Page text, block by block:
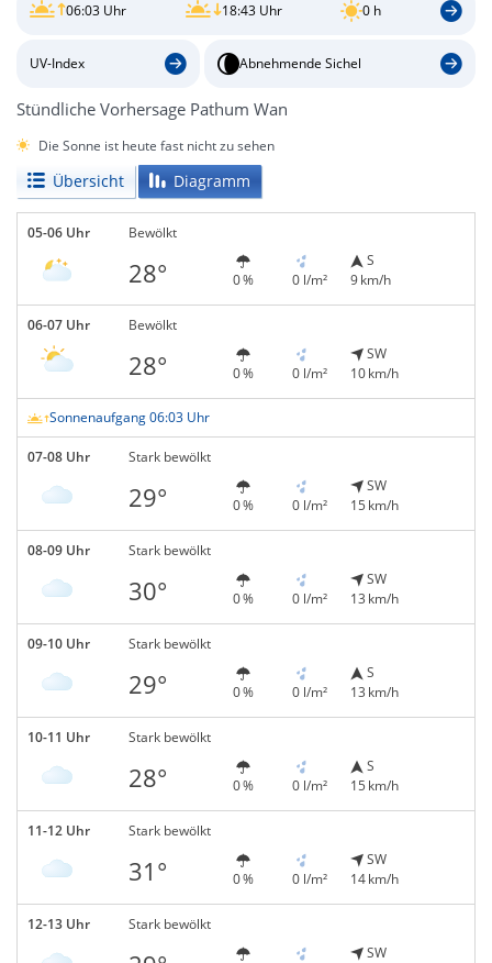
06:03 Uhr 18:43 Uhr 0 h
UV-Index Abnehmende Sichel
Stündliche Vorhersage Pathum Wan
Die Sonne ist heute fast nicht zu sehen
Übersicht Diagramm
05-06 Uhr Bewölkt
28° 0 % 0 l/m²
S
9 km/h
06-07 Uhr Bewölkt
28° 0 % 0 l/m²
SW
10 km/h
Sonnenaufgang 06:03 Uhr
07-08 Uhr Stark bewölkt
29° 0 % 0 l/m²
SW
15 km/h
08-09 Uhr Stark bewölkt
30° 0 % 0 l/m²
SW
13 km/h
09-10 Uhr Stark bewölkt
29° 0 % 0 l/m²
S
13 km/h
10-11 Uhr Stark bewölkt
28° 0 % 0 l/m²
S
15 km/h
11-12 Uhr Stark bewölkt
31° 0 % 0 l/m²
SW
14 km/h
12-13 Uhr Stark bewölkt
SW